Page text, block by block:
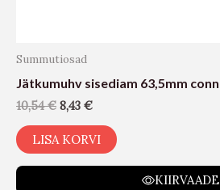
Summutiosad
Jätkumuhv sisediam 63,5mm conn
10,54€ 8,43 €
LISA KORVI
KIIRVAADE